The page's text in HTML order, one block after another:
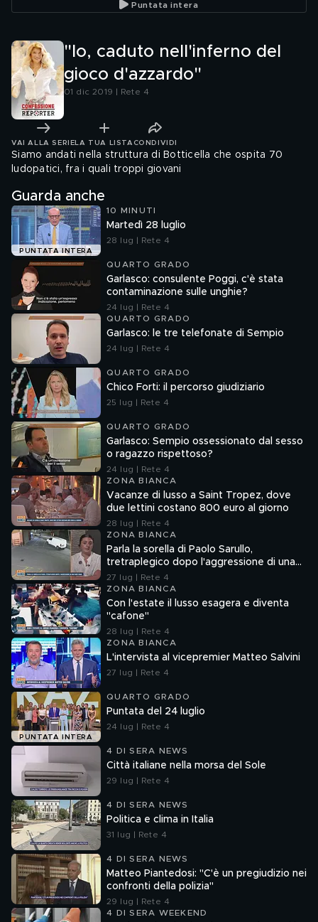
Puntata intera
"Io, caduto nell'inferno del
gioco d'azzardo"
01 dic 2019 | Rete 4
VAI ALLA SERIE LA TUA LISTA CONDIVIDI
Siamo andati nella struttura di Botticella che ospita 70
ludopatici, fra i quali troppi giovani
Guarda anche
PUNTATA INTERA
10 MINUTI
Martedì 28 luglio
28 lug | Rete 4
QUARTO GRADO
Garlasco: consulente Poggi, c'è stata
contaminazione sulle unghie?
24 lug | Rete 4
QUARTO GRADO
Garlasco: le tre telefonate di Sempio
24 lug | Rete 4
QUARTO GRADO
Chico Forti: il percorso giudiziario
25 lug | Rete 4
QUARTO GRADO
Garlasco: Sempio ossessionato dal sesso
o ragazzo rispettoso?
24 lug | Rete 4
ZONA BIANCA
Vacanze di lusso a Saint Tropez, dove
due lettini costano 800 euro al giorno
28 lug | Rete 4
ZONA BIANCA
Parla la sorella di Paolo Sarullo,
tretraplegico dopo l'aggressione di una
baby gang
27 lug | Rete 4
ZONA BIANCA
Con l'estate il lusso esagera e diventa
"cafone"
28 lug | Rete 4
ZONA BIANCA
L'intervista al vicepremier Matteo Salvini
27 lug | Rete 4
PUNTATA INTERA
QUARTO GRADO
Puntata del 24 luglio
24 lug | Rete 4
4 DI SERA NEWS
Città italiane nella morsa del Sole
29 lug | Rete 4
4 DI SERA NEWS
Politica e clima in Italia
31 lug | Rete 4
4 DI SERA NEWS
Matteo Piantedosi: "C'è un pregiudizio nei
confronti della polizia"
29 lug | Rete 4
4 DI SERA WEEKEND